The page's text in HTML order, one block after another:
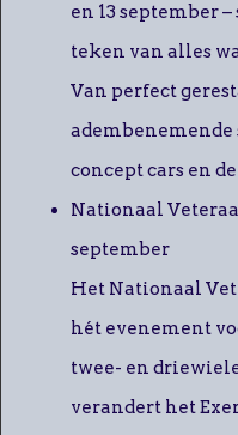
en 13 september
teken van alles
Van perfect
concept cars en
Nationaal
september
Het Nationaal
hét evenement
twee- en
verandert het